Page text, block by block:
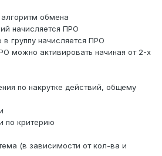
обмена
начисляется ПРО
группу начисляется ПРО
можно активировать начиная от 2-х
по накрутке действий, общему
по критерию
(в зависимости от кол-ва и